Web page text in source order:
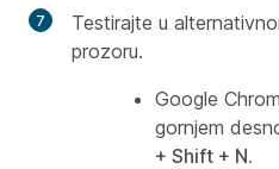
Testirajte u
prozoru.
Google
gornjem
+ Shift + N.